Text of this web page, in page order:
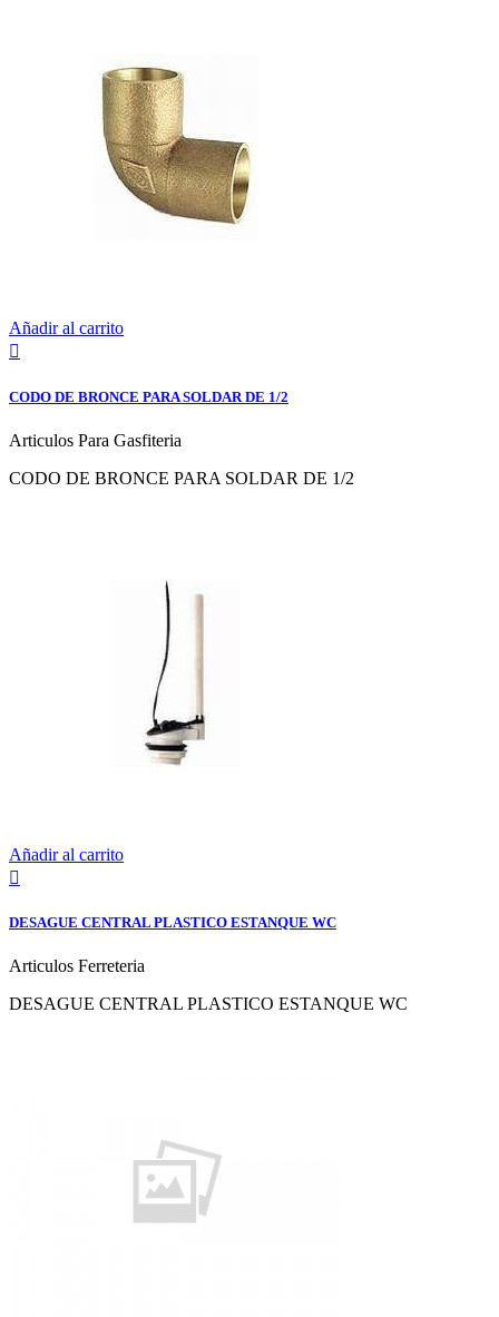
Añadir al carrito

CODO DE BRONCE PARA SOLDAR DE 1/2
Articulos Para Gasfiteria
CODO DE BRONCE PARA SOLDAR DE 1/2
Añadir al carrito

DESAGUE CENTRAL PLASTICO ESTANQUE WC
Articulos Ferreteria
DESAGUE CENTRAL PLASTICO ESTANQUE WC